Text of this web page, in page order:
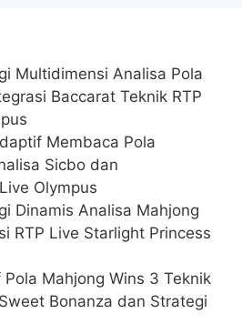
Multidimensi Analisa Pola
Baccarat Teknik RTP
Membaca Pola
Sicbo dan
Olympus
Dinamis Analisa Mahjong
RTP Live Starlight Princess
Mahjong Wins 3 Teknik
Bonanza dan Strategi